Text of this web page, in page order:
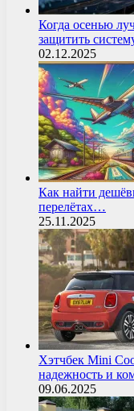
Когда осенью
защитить
02.12.2025
Как найти
перелётах…
25.11.2025
Хэтчбек Mini
надежность и
09.06.2025